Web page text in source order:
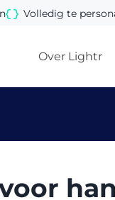
Volledig te
Over Lightr